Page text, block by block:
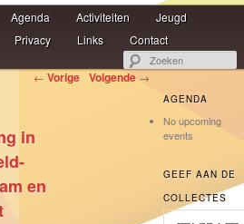
Agenda Activiteiten
Jeugd
Privacy Links Contact
← Vorige Volgende →
in
en
AGENDA
No upcoming
events
GEEF AAN DE
COLLECTES